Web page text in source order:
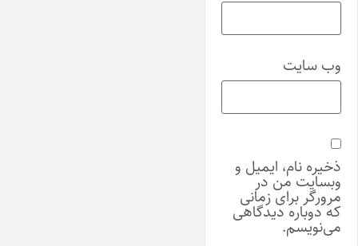
وب‌ سایت
ذخیره نام، ایمیل و
وبسایت من در
مرورگر برای زمانی
که دوباره دیدگاهی
می‌نویسم.